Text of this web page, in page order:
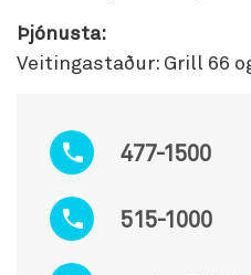
477-1500
515-1000
Þjónusta:
Veitingastaður: Grill 66